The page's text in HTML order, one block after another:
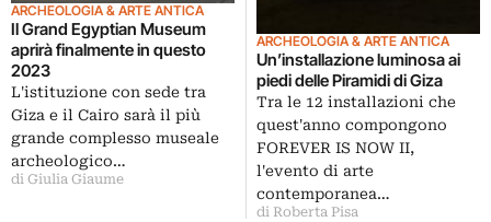
ARCHEOLOGIA & ARTE ANTICA
Il Grand Egyptian Museum
aprirà finalmente in questo
2023
L'istituzione con sede tra
Giza e il Cairo sarà il più
grande complesso museale
archeologico…
di Giulia Giaume
ARCHEOLOGIA & ARTE ANTICA
Un’installazione luminosa ai
piedi delle Piramidi di Giza
Tra le 12 installazioni che
quest'anno compongono
FOREVER IS NOW II,
l'evento di arte
contemporanea…
di Roberta Pisa